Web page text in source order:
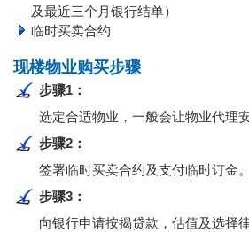
及最近三个月银行结单）
临时买卖合约
现楼物业购买步骤
步骤1：
选定合适物业，一般会让物业代理安
步骤2：
签署临时买卖合约及支付临时订金。
步骤3：
向银行申请按揭贷款，估值及选择律